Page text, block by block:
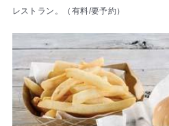
レストラン。（有料/要予約）